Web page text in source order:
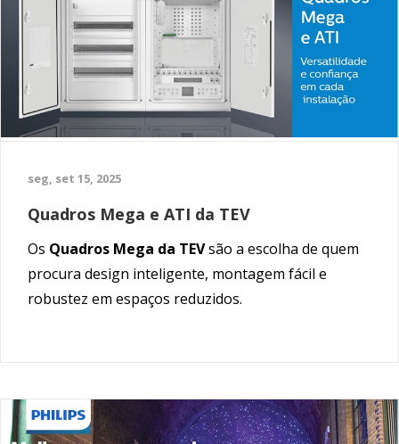
seg, set 15, 2025
Quadros Mega e ATI da TEV
Os Quadros Mega da TEVsão a escolha de quem
procura design inteligente, montagem fácil e
robustez em espaços reduzidos.